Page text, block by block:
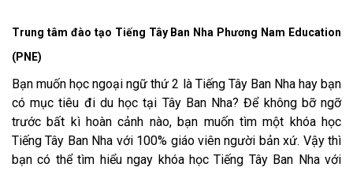
Trung tâm đào tạo Tiếng Tây Ban Nha Phương Nam Education
(PNE)
Bạn muốn học ngoại ngữ thứ 2 là Tiếng Tây Ban Nha hay bạn
có mục tiêu đi du học tại Tây Ban Nha? Để không bỡ ngỡ
trước bất kì hoàn cảnh nào, bạn muốn tìm một khóa học
Tiếng Tây Ban Nha với 100% giáo viên người bản xứ. Vậy thì
bạn có thể tìm hiểu ngay khóa học Tiếng Tây Ban Nha với